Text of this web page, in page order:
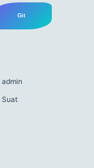
admin
Suat